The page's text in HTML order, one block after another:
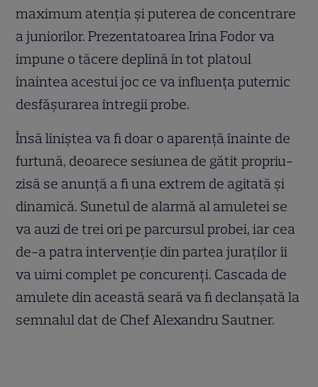
maximum atenția și puterea de concentrare
a juniorilor. Prezentatoarea Irina Fodor va
impune o tăcere deplină în tot platoul
înaintea acestui joc ce va influența puternic
desfășurarea întregii probe.
Însă liniștea va fi doar o aparență înainte de
furtună, deoarece sesiunea de gătit propriu-
zisă se anunță a fi una extrem de agitată și
dinamică. Sunetul de alarmă al amuletei se
va auzi de trei ori pe parcursul probei, iar cea
de-a patra intervenție din partea juraților îi
va uimi complet pe concurenți. Cascada de
amulete din această seară va fi declanșată la
semnalul dat de Chef Alexandru Sautner.